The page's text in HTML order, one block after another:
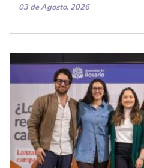
03 de Agosto, 2026